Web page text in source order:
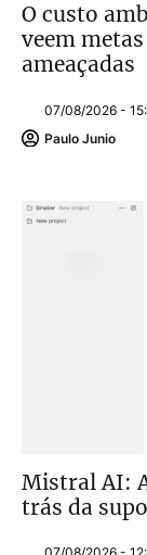
O custo
veem
ameaçadas
07/08/2026 -
Paulo Junio
Mistral AI:
trás da